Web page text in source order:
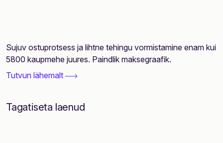
Sujuv ostuprotsess ja lihtne tehingu vormistamine enam kui
5800 kaupmehe juures. Paindlik maksegraafik.
Tutvun lähemalt
Tagatiseta laenud